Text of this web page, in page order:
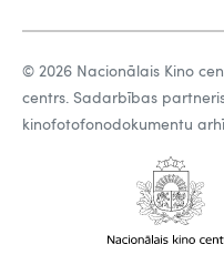
© 2026 Nacionālais Kino
centrs. Sadarbības
kinofotofonodokumentu